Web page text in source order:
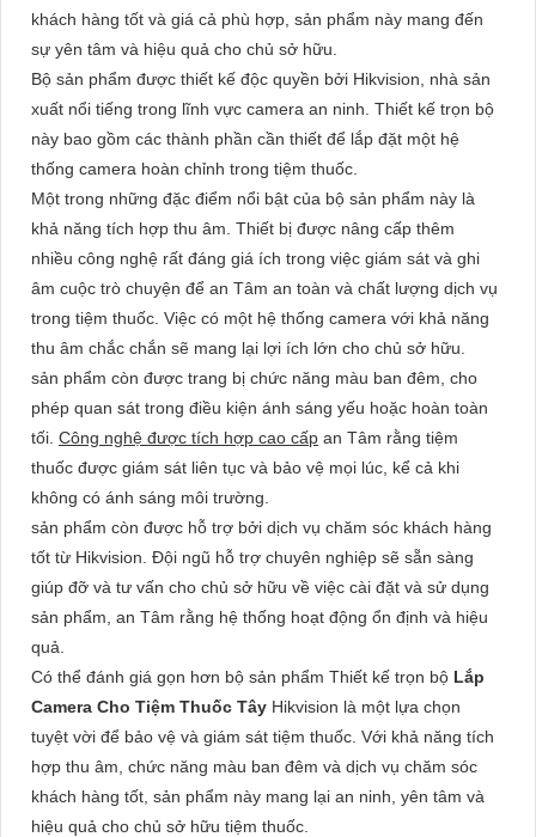
khách hàng tốt và giá cả phù hợp, sản phẩm này mang đến
sự yên tâm và hiệu quả cho chủ sở hữu.
Bộ sản phẩm được thiết kế độc quyền bởi Hikvision, nhà sản
xuất nổi tiếng trong lĩnh vực camera an ninh. Thiết kế trọn bộ
này bao gồm các thành phần cần thiết để lắp đặt một hệ
thống camera hoàn chỉnh trong tiệm thuốc.
Một trong những đặc điểm nổi bật của bộ sản phẩm này là
khả năng tích hợp thu âm. Thiết bị được nâng cấp thêm
nhiều công nghệ rất đáng giá ích trong việc giám sát và ghi
âm cuộc trò chuyện để an Tâm an toàn và chất lượng dịch vụ
trong tiệm thuốc. Việc có một hệ thống camera với khả năng
thu âm chắc chắn sẽ mang lại lợi ích lớn cho chủ sở hữu.
sản phẩm còn được trang bị chức năng màu ban đêm, cho
phép quan sát trong điều kiện ánh sáng yếu hoặc hoàn toàn
tối. Công nghệ được tích hợp cao cấp an Tâm rằng tiệm
thuốc được giám sát liên tục và bảo vệ mọi lúc, kể cả khi
không có ánh sáng môi trường.
sản phẩm còn được hỗ trợ bởi dịch vụ chăm sóc khách hàng
tốt từ Hikvision. Đội ngũ hỗ trợ chuyên nghiệp sẽ sẵn sàng
giúp đỡ và tư vấn cho chủ sở hữu về việc cài đặt và sử dụng
sản phẩm, an Tâm rằng hệ thống hoạt động ổn định và hiệu
quả.
Có thể đánh giá gọn hơn bộ sản phẩm Thiết kế trọn bộ Lắp
Camera Cho Tiệm Thuốc Tây Hikvision là một lựa chọn
tuyệt vời để bảo vệ và giám sát tiệm thuốc. Với khả năng tích
hợp thu âm, chức năng màu ban đêm và dịch vụ chăm sóc
khách hàng tốt, sản phẩm này mang lại an ninh, yên tâm và
hiệu quả cho chủ sở hữu tiệm thuốc.